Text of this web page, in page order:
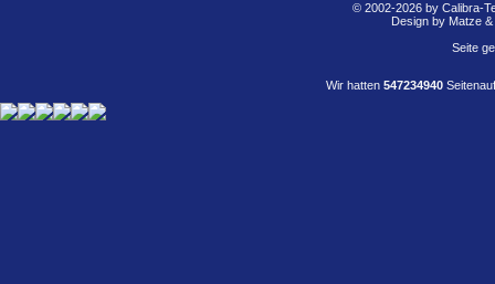
© 2002-2026 by Calibra-
Design by Matze
Seite
Wir hatten 547234940